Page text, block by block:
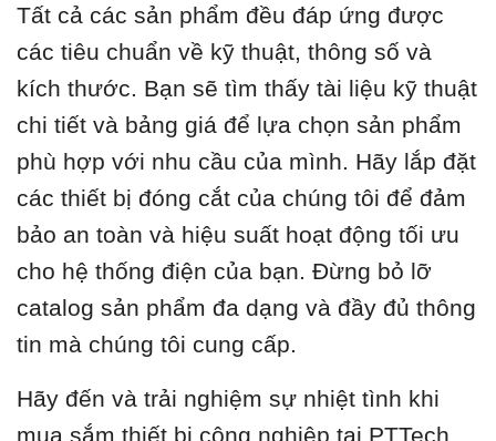
Tất cả các sản phẩm đều đáp ứng được
các tiêu chuẩn về kỹ thuật, thông số và
kích thước. Bạn sẽ tìm thấy tài liệu kỹ thuật
chi tiết và bảng giá để lựa chọn sản phẩm
phù hợp với nhu cầu của mình. Hãy lắp đặt
các thiết bị đóng cắt của chúng tôi để đảm
bảo an toàn và hiệu suất hoạt động tối ưu
cho hệ thống điện của bạn. Đừng bỏ lỡ
catalog sản phẩm đa dạng và đầy đủ thông
tin mà chúng tôi cung cấp.
Hãy đến và trải nghiệm sự nhiệt tình khi
mua sắm thiết bị công nghiệp tại PTTech